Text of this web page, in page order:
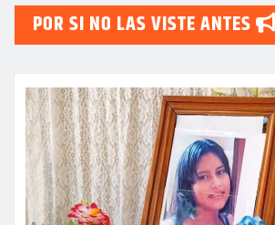
POR SI NO LAS VISTE ANTES